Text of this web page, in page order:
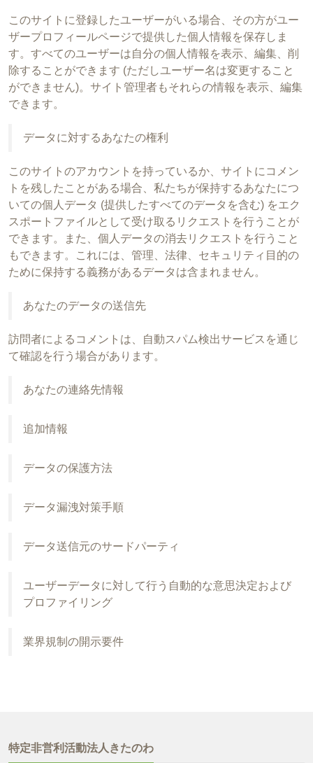
このサイトに登録したユーザーがいる場合、その方がユー
ザープロフィールページで提供した個人情報を保存しま
す。すべてのユーザーは自分の個人情報を表示、編集、削
除することができます (ただしユーザー名は変更すること
ができません)。サイト管理者もそれらの情報を表示、編集
できます。
データに対するあなたの権利
このサイトのアカウントを持っているか、サイトにコメン
トを残したことがある場合、私たちが保持するあなたにつ
いての個人データ (提供したすべてのデータを含む) をエク
スポートファイルとして受け取るリクエストを行うことが
できます。また、個人データの消去リクエストを行うこと
もできます。これには、管理、法律、セキュリティ目的の
ために保持する義務があるデータは含まれません。
あなたのデータの送信先
訪問者によるコメントは、自動スパム検出サービスを通じ
て確認を行う場合があります。
あなたの連絡先情報
追加情報
データの保護方法
データ漏洩対策手順
データ送信元のサードパーティ
ユーザーデータに対して行う自動的な意思決定および
プロファイリング
業界規制の開示要件
特定非営利活動法人きたのわ